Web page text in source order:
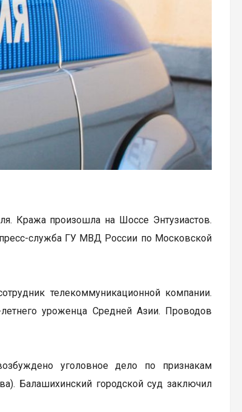
Кража произошла на Шоссе Энтузиастов.
служба ГУ МВД России по Московской
телекоммуникационной компании.
уроженца Средней Азии. Проводов
уголовное дело по признакам
Балашихинский городской суд заключил